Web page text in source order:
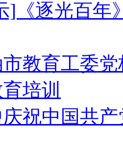
]《逐光百年
教育工委
培训
祝中国共